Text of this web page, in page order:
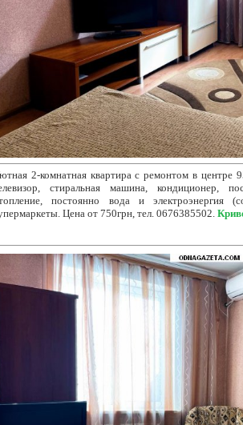
2-комнатная квартира с ремонтом в центре
стиральная машина, кондиционер,
постоянно вода и электроэнергия
Цена от 750грн, тел. 0676385502.